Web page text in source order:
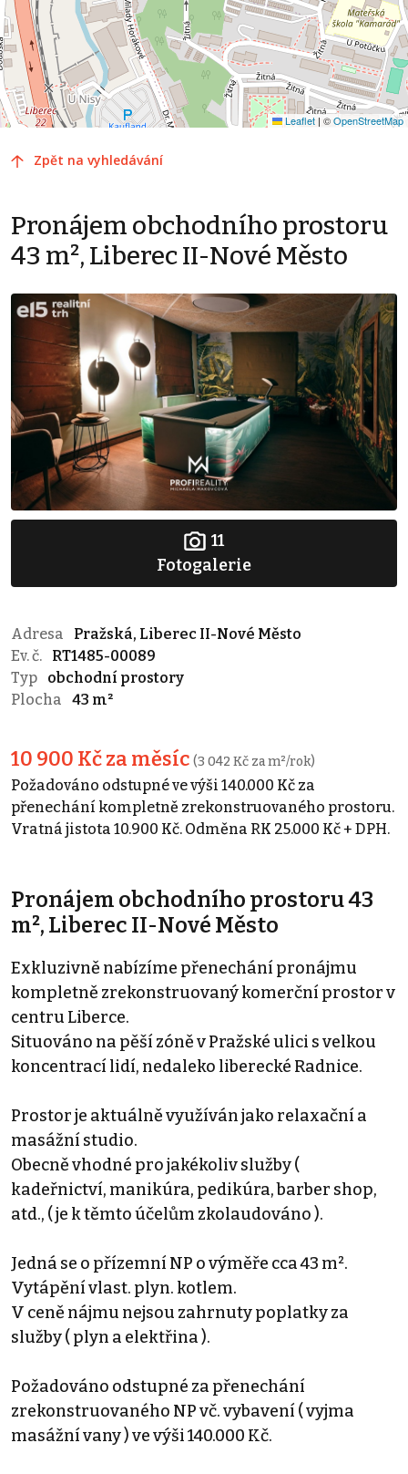
Leaflet |©OpenStreetMap
Zpět na vyhledávání
Pronájem obchodního prostoru
43 m², Liberec II-Nové Město
11
Fotogalerie
Adresa
Pražská, Liberec II-Nové Město
Ev. č.
RT1485-00089
Typ
obchodní prostory
Plocha
43 m²
10 900 Kč za měsíc (3 042 Kč za m²/rok)
Požadováno odstupné ve výši 140.000 Kč za
přenechání kompletně zrekonstruovaného prostoru.
Vratná jistota 10.900 Kč. Odměna RK 25.000 Kč + DPH.
Pronájem obchodního prostoru 43
m², Liberec II-Nové Město
Exkluzivně nabízíme přenechání pronájmu
kompletně zrekonstruovaný komerční prostor v
centru Liberce.
Situováno na pěší zóně v Pražské ulici s velkou
koncentrací lidí, nedaleko liberecké Radnice.
Prostor je aktuálně využíván jako relaxační a
masážní studio.
Obecně vhodné pro jakékoliv služby (
kadeřnictví, manikúra, pedikúra, barber shop,
atd., ( je k těmto účelům zkolaudováno ).
Jedná se o přízemní NP o výměře cca 43 m².
Vytápění vlast. plyn. kotlem.
V ceně nájmu nejsou zahrnuty poplatky za
služby ( plyn a elektřina ).
Požadováno odstupné za přenechání
zrekonstruovaného NP vč. vybavení ( vyjma
masážní vany ) ve výši 140.000 Kč.